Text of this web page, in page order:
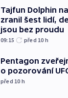
Tajfun Dolphin
zranil šest lidí,
jsou bez proudu
09:15 před 10 h
Pentagon
o pozorování
před 10 h